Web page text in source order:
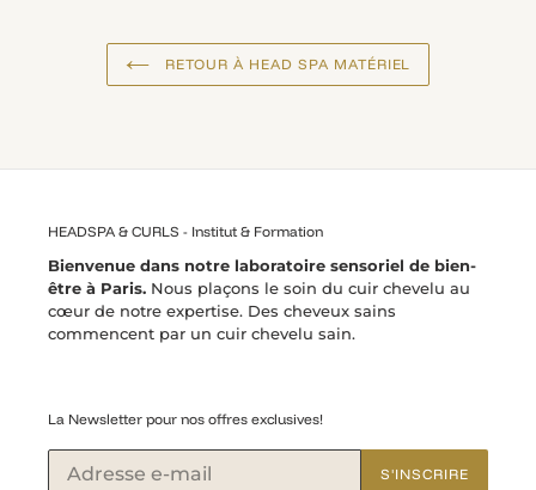
RETOUR À HEAD SPA MATÉRIEL
HEADSPA & CURLS - Institut & Formation
Bienvenue dans notre laboratoire sensoriel de bien-
être à Paris. Nous plaçons le soin du cuir chevelu au
cœur de notre expertise. Des cheveux sains
commencent par un cuir chevelu sain.
La Newsletter pour nos offres exclusives!
S'INSCRIRE